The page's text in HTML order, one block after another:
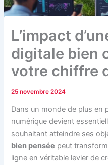
L’impact
digitale bien
votre chiffre
25 novembre 2024
Dans un monde de plus en
numérique devient
souhaitant atteindre ses
bien pensée peut
ligne en véritable levier de